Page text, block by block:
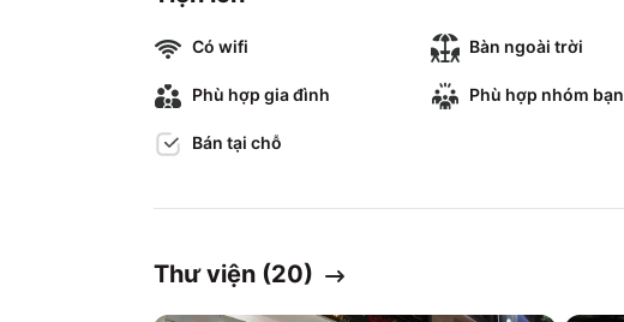
Có wifi Bàn ngoài trời
Phù hợp gia đình Phù hợp nhóm bạn
Bán tại chỗ
Thư viện (20)